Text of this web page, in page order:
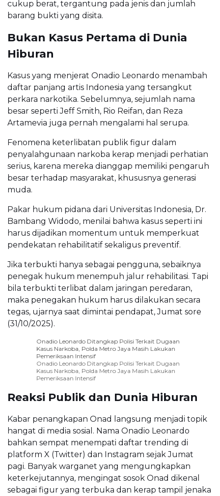
cukup berat, tergantung pada jenis dan jumlah
barang bukti yang disita.
Bukan Kasus Pertama di Dunia
Hiburan
Kasus yang menjerat Onadio Leonardo menambah
daftar panjang artis Indonesia yang tersangkut
perkara narkotika. Sebelumnya, sejumlah nama
besar seperti Jeff Smith, Rio Reifan, dan Reza
Artamevia juga pernah mengalami hal serupa.
Fenomena keterlibatan publik figur dalam
penyalahgunaan narkoba kerap menjadi perhatian
serius, karena mereka dianggap memiliki pengaruh
besar terhadap masyarakat, khususnya generasi
muda.
Pakar hukum pidana dari Universitas Indonesia, Dr.
Bambang Widodo, menilai bahwa kasus seperti ini
harus dijadikan momentum untuk memperkuat
pendekatan rehabilitatif sekaligus preventif.
Jika terbukti hanya sebagai pengguna, sebaiknya
penegak hukum menempuh jalur rehabilitasi. Tapi
bila terbukti terlibat dalam jaringan peredaran,
maka penegakan hukum harus dilakukan secara
tegas, ujarnya saat dimintai pendapat, Jumat sore
(31/10/2025).
Onadio Leonardo Ditangkap Polisi Terkait Dugaan
Kasus Narkoba, Polda Metro Jaya Masih Lakukan
Pemeriksaan Intensif
Onadio Leonardo Ditangkap Polisi Terkait Dugaan
Kasus Narkoba, Polda Metro Jaya Masih Lakukan
Pemeriksaan Intensif
Reaksi Publik dan Dunia Hiburan
Kabar penangkapan Onad langsung menjadi topik
hangat di media sosial. Nama Onadio Leonardo
bahkan sempat menempati daftar trending di
platform X (Twitter) dan Instagram sejak Jumat
pagi. Banyak warganet yang mengungkapkan
keterkejutannya, mengingat sosok Onad dikenal
sebagai figur yang terbuka dan kerap tampil jenaka